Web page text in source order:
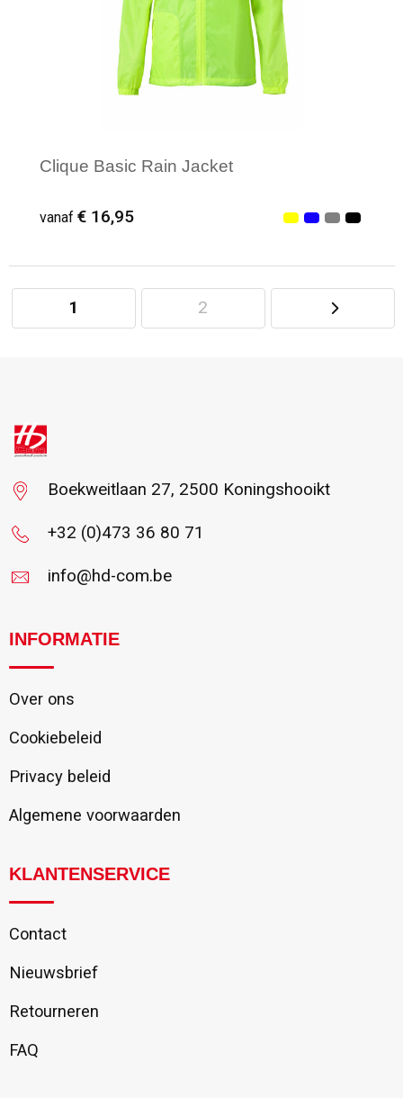
Clique Basic Rain Jacket
vanaf € 16,95
Minimale afname: 25
1 2
Boekweitlaan 27, 2500 Koningshooikt
+32 (0)473 36 80 71
info@hd-com.be
INFORMATIE
Over ons
Cookiebeleid
Privacy beleid
Algemene voorwaarden
KLANTENSERVICE
Contact
Nieuwsbrief
Retourneren
FAQ